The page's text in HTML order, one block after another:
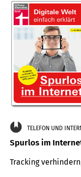
TELEFON UND
Spurlos im
Tracking